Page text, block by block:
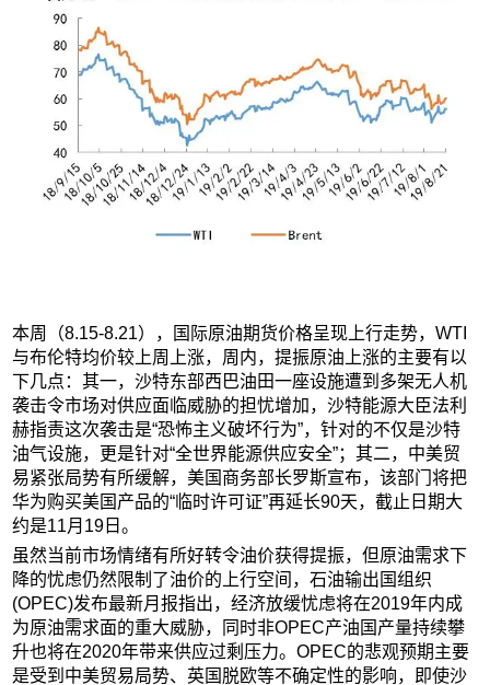
本周（8.15-8.21），国际原油期货价格呈现上行走势，WTI
与布伦特均价较上周上涨，周内，提振原油上涨的主要有以
下几点：其一，沙特东部西巴油田一座设施遭到多架无人机
袭击令市场对供应面临威胁的担忧增加，沙特能源大臣法利
赫指责这次袭击是“恐怖主义破坏行为”，针对的不仅是沙特
油气设施，更是针对“全世界能源供应安全”；其二，中美贸
易紧张局势有所缓解，美国商务部长罗斯宣布，该部门将把
华为购买美国产品的“临时许可证”再延长90天，截止日期大
约是11月19日。
虽然当前市场情绪有所好转令油价获得提振，但原油需求下
降的忧虑仍然限制了油价的上行空间，石油输出国组织
(OPEC)发布最新月报指出，经济放缓忧虑将在2019年内成
为原油需求面的重大威胁，同时非OPEC产油国产量持续攀
升也将在2020年带来供应过剩压力。OPEC的悲观预期主要
是受到中美贸易局势、英国脱欧等不确定性的影响，即使沙